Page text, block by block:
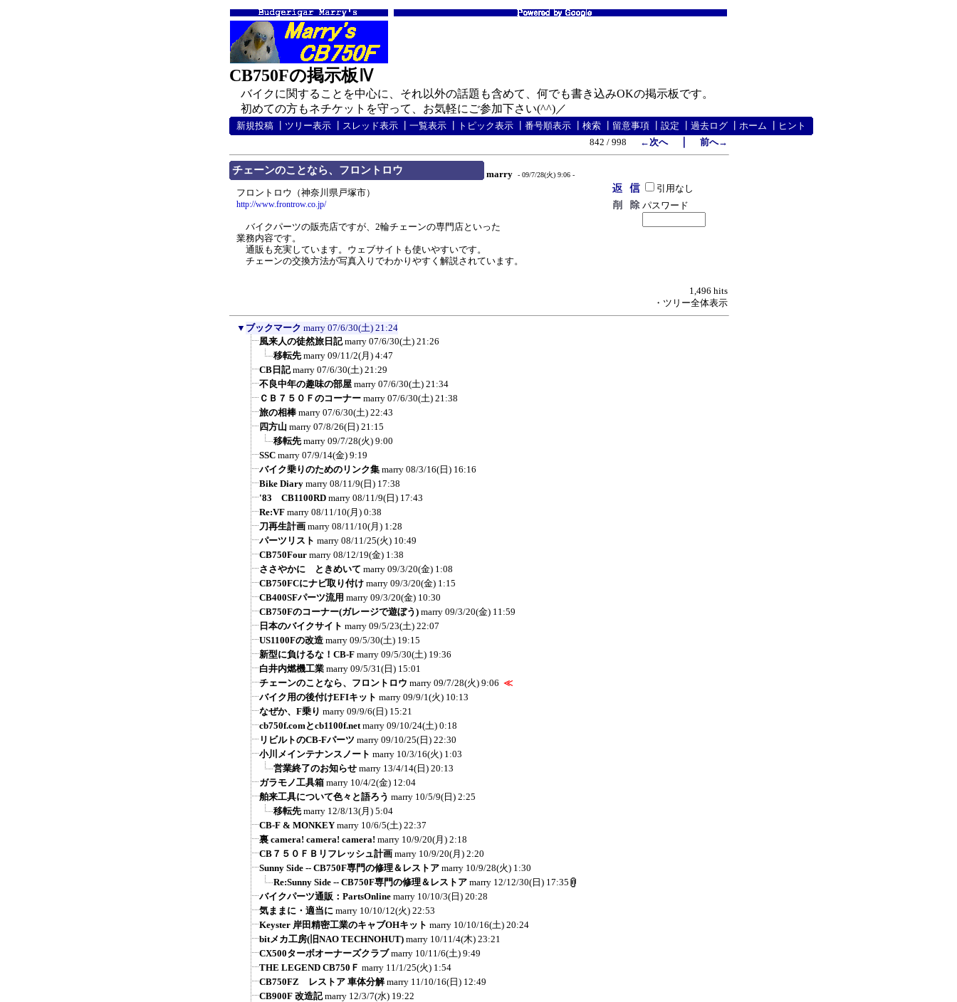
CB750Fの掲示板Ⅳ
バイクに関することを中心に、それ以外の話題も含めて、何でも書き込みOKの掲示板です。
初めての方もネチケットを守って、お気軽にご参加下さい(^^)／
新規投稿 ツリー表示 スレッド表示 一覧表示 トピック表示 番号順表示 検索 留意事項 設定 過去ログ ホーム
ヒント
842 / 998
←次へ｜ 前へ→
チェーンのことなら、フロントロウ marry - 09/7/28(火) 9:06 -
フロントロウ（神奈川県戸塚市）
http://www.frontrow.co.jp/
バイクパーツの販売店ですが、2輪チェーンの専門店といった
業務内容です。
通販も充実しています。ウェブサイトも使いやすいです。
チェーンの交換方法が写真入りでわかりやすく解説されています。
引用なし
パスワード
1,496 hits
・ツリー全体表示
▼ ブックマーク marry 07/6/30(土) 21:24
風来人の徒然旅日記 marry 07/6/30(土) 21:26
移転先 marry 09/11/2(月) 4:47
CB日記 marry 07/6/30(土) 21:29
不良中年の趣味の部屋 marry 07/6/30(土) 21:34
ＣＢ７５０Ｆのコーナー marry 07/6/30(土) 21:38
旅の相棒 marry 07/6/30(土) 22:43
四方山 marry 07/8/26(日) 21:15
移転先 marry 09/7/28(火) 9:00
SSC marry 07/9/14(金) 9:19
バイク乗りのためのリンク集 marry 08/3/16(日) 16:16
Bike Diary marry 08/11/9(日) 17:38
'83 CB1100RD marry 08/11/9(日) 17:43
Re:VF marry 08/11/10(月) 0:38
刀再生計画 marry 08/11/10(月) 1:28
パーツリスト marry 08/11/25(火) 10:49
CB750Four marry 08/12/19(金) 1:38
ささやかに ときめいて marry 09/3/20(金) 1:08
CB750FCにナビ取り付け marry 09/3/20(金) 1:15
CB400SFパーツ流用 marry 09/3/20(金) 10:30
CB750Fのコーナー(ガレージで遊ぼう) marry 09/3/20(金) 11:59
日本のバイクサイト marry 09/5/23(土) 22:07
US1100Fの改造 marry 09/5/30(土) 19:15
新型に負けるな！CB-F marry 09/5/30(土) 19:36
白井内燃機工業 marry 09/5/31(日) 15:01
チェーンのことなら、フロントロウ marry 09/7/28(火) 9:06 ≪
バイク用の後付けEFIキット marry 09/9/1(火) 10:13
なぜか、F乗り marry 09/9/6(日) 15:21
cb750f.comとcb1100f.net marry 09/10/24(土) 0:18
リビルトのCB-Fパーツ marry 09/10/25(日) 22:30
小川メインテナンスノート marry 10/3/16(火) 1:03
営業終了のお知らせ marry 13/4/14(日) 20:13
ガラモノ工具箱 marry 10/4/2(金) 12:04
舶来工具について色々と語ろう marry 10/5/9(日) 2:25
移転先 marry 12/8/13(月) 5:04
CB-F & MONKEY marry 10/6/5(土) 22:37
裏 camera! camera! camera! marry 10/9/20(月) 2:18
CB７５０ＦＢリフレッシュ計画 marry 10/9/20(月) 2:20
Sunny Side -- CB750F専門の修理＆レストア marry 10/9/28(火) 1:30
Re:Sunny Side -- CB750F専門の修理＆レストア marry 12/12/30(日) 17:35
バイクパーツ通販：PartsOnline marry 10/10/3(日) 20:28
気ままに・適当に marry 10/10/12(火) 22:53
Keyster 岸田精密工業のキャブOHキット marry 10/10/16(土) 20:24
bitメカ工房(旧NAO TECHNOHUT) marry 10/11/4(木) 23:21
CX500ターボオーナーズクラブ marry 10/11/6(土) 9:49
THE LEGEND CB750Ｆ marry 11/1/25(火) 1:54
CB750FZ レストア 車体分解 marry 11/10/16(日) 12:49
CB900F 改造記 marry 12/3/7(水) 19:22